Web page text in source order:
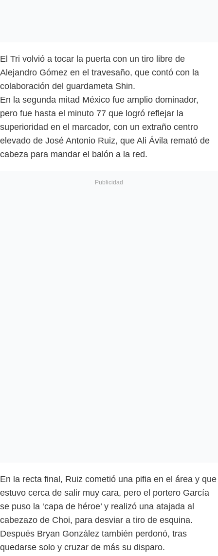
El Tri volvió a tocar la puerta con un tiro libre de
Alejandro Gómez en el travesaño, que contó con la
colaboración del guardameta Shin.
En la segunda mitad México fue amplio dominador,
pero fue hasta el minuto 77 que logró reflejar la
superioridad en el marcador, con un extraño centro
elevado de José Antonio Ruiz, que Ali Ávila remató de
cabeza para mandar el balón a la red.
En la recta final, Ruiz cometió una pifia en el área y que
estuvo cerca de salir muy cara, pero el portero García
se puso la ‘capa de héroe’ y realizó una atajada al
cabezazo de Choi, para desviar a tiro de esquina.
Después Bryan González también perdonó, tras
quedarse solo y cruzar de más su disparo.